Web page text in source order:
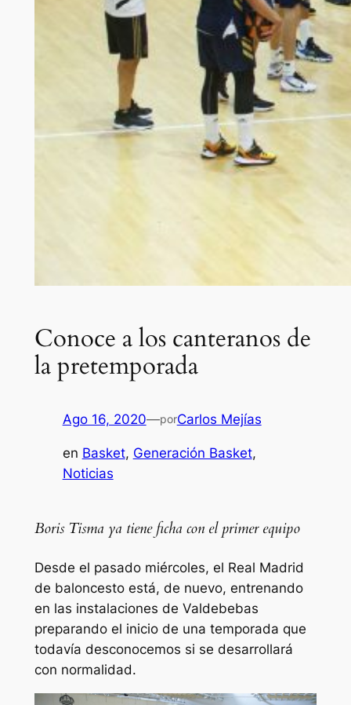
Conoce a los canteranos de
la pretemporada
Ago 16, 2020—porCarlos Mejías
en Basket, Generación Basket
Noticias
Boris Tisma ya tiene ficha con el primer equipo
Desde el pasado miércoles, el Real Madrid
de baloncesto está, de nuevo, entrenando
en las instalaciones de Valdebebas
preparando el inicio de una temporada que
todavía desconocemos si se desarrollará
con normalidad.